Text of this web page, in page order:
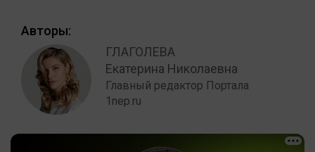
Авторы:
ГЛАГОЛЕВА
Екатерина Николаевна
Главный редактор Портала
1nep.ru